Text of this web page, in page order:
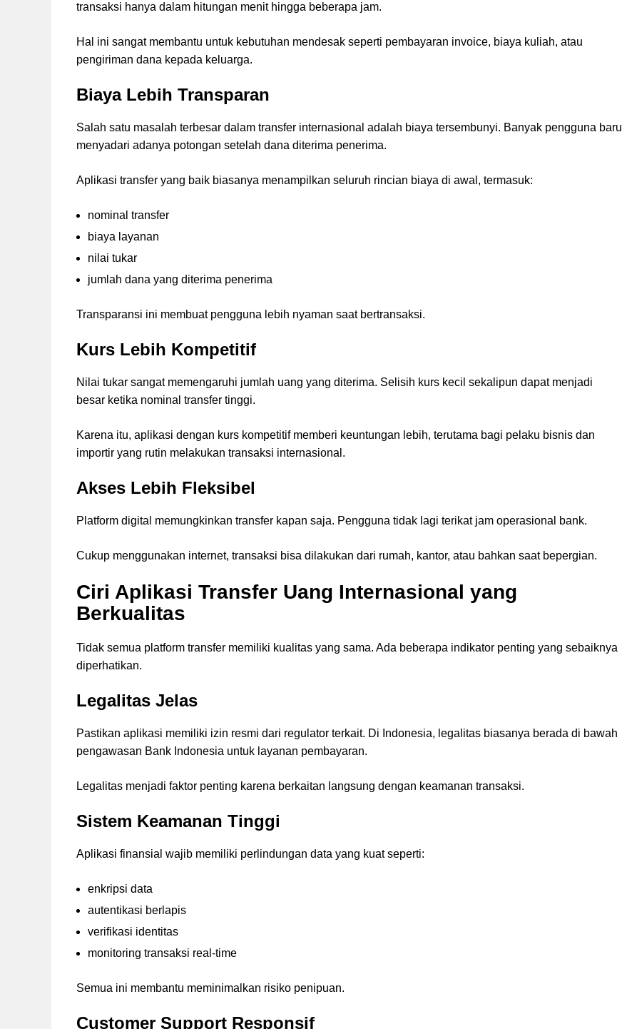
transaksi hanya dalam hitungan menit hingga beberapa jam.
Hal ini sangat membantu untuk kebutuhan mendesak seperti pembayaran invoice, biaya kuliah, atau
pengiriman dana kepada keluarga.
Biaya Lebih Transparan
Salah satu masalah terbesar dalam transfer internasional adalah biaya tersembunyi. Banyak pengguna baru
menyadari adanya potongan setelah dana diterima penerima.
Aplikasi transfer yang baik biasanya menampilkan seluruh rincian biaya di awal, termasuk:
nominal transfer
biaya layanan
nilai tukar
jumlah dana yang diterima penerima
Transparansi ini membuat pengguna lebih nyaman saat bertransaksi.
Kurs Lebih Kompetitif
Nilai tukar sangat memengaruhi jumlah uang yang diterima. Selisih kurs kecil sekalipun dapat menjadi
besar ketika nominal transfer tinggi.
Karena itu, aplikasi dengan kurs kompetitif memberi keuntungan lebih, terutama bagi pelaku bisnis dan
importir yang rutin melakukan transaksi internasional.
Akses Lebih Fleksibel
Platform digital memungkinkan transfer kapan saja. Pengguna tidak lagi terikat jam operasional bank.
Cukup menggunakan internet, transaksi bisa dilakukan dari rumah, kantor, atau bahkan saat bepergian.
Ciri Aplikasi Transfer Uang Internasional yang
Berkualitas
Tidak semua platform transfer memiliki kualitas yang sama. Ada beberapa indikator penting yang sebaiknya
diperhatikan.
Legalitas Jelas
Pastikan aplikasi memiliki izin resmi dari regulator terkait. Di Indonesia, legalitas biasanya berada di bawah
pengawasan Bank Indonesia untuk layanan pembayaran.
Legalitas menjadi faktor penting karena berkaitan langsung dengan keamanan transaksi.
Sistem Keamanan Tinggi
Aplikasi finansial wajib memiliki perlindungan data yang kuat seperti:
enkripsi data
autentikasi berlapis
verifikasi identitas
monitoring transaksi real-time
Semua ini membantu meminimalkan risiko penipuan.
Customer Support Responsif